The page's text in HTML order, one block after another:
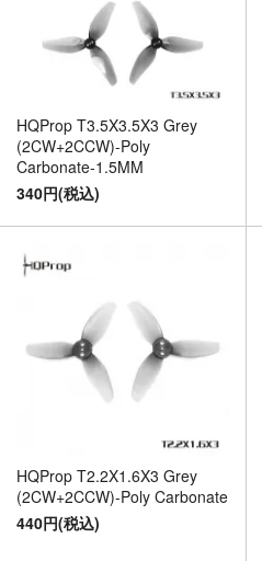
HQProp T3.5X3.5X3 Grey
(2CW+2CCW)-Poly
Carbonate-1.5MM
340円(税込)
HQProp T2.2X1.6X3 Grey
(2CW+2CCW)-Poly Carbonate
440円(税込)